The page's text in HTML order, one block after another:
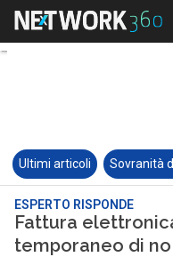
Ultimi articoli Sovranità
ESPERTO RISPONDE
Fattura
temporaneo di